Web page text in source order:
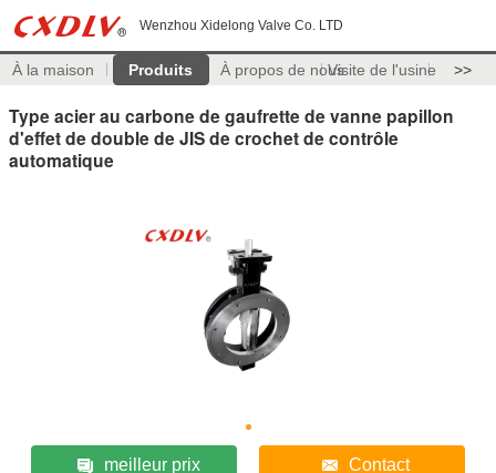
Wenzhou Xidelong Valve Co. LTD
À la maison Produits À propos de nousVisite de l'usine >>
Type acier au carbone de gaufrette de vanne papillon
d'effet de double de JIS de crochet de contrôle
automatique
meilleur prix Contact